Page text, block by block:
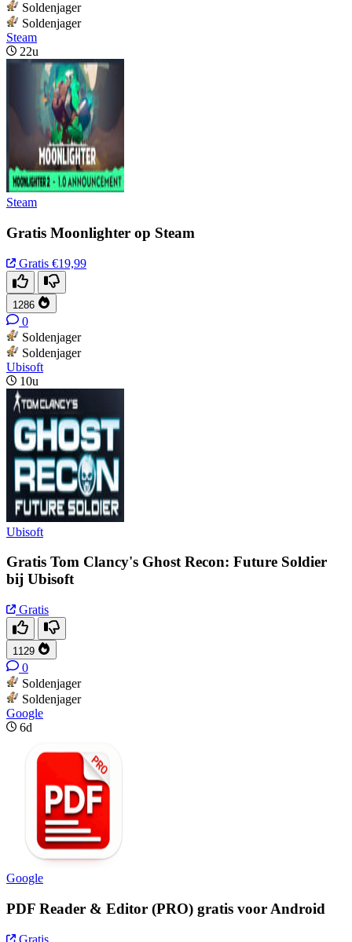
Soldenjager
Soldenjager
Steam
22u
Steam
Gratis Moonlighter op Steam
Gratis €19,99
1286
0
Soldenjager
Soldenjager
Ubisoft
10u
Ubisoft
Gratis Tom Clancy's Ghost Recon: Future Soldier
bij Ubisoft
Gratis
1129
0
Soldenjager
Soldenjager
Google
6d
Google
PDF Reader & Editor (PRO) gratis voor Android
Gratis